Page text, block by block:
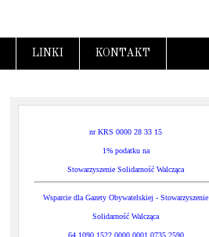
LINKI KONTAKT
nr KRS 0000 28 33 15
1% podatku na
Stowarzyszenie Solidarność Walcząca
Wsparcie dla Gazety Obywatelskiej - Stowarzyszenie
Solidarność Walcząca
64 1090 1522 0000 0001 0735 2590